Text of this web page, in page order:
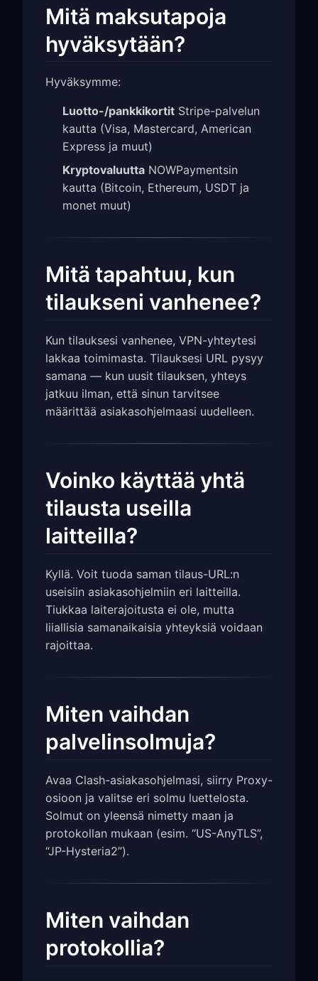
Mitä maksutapoja
hyväksytään?
Hyväksymme:
Luotto-/pankkikortit Stripe-palvelun
kautta (Visa, Mastercard, American
Express ja muut)
Kryptovaluutta NOWPaymentsin
kautta (Bitcoin, Ethereum, USDT ja
monet muut)
Mitä tapahtuu, kun
tilaukseni vanhenee?
Kun tilauksesi vanhenee, VPN-yhteytesi
lakkaa toimimasta. Tilauksesi URL pysyy
samana — kun uusit tilauksen, yhteys
jatkuu ilman, että sinun tarvitsee
määrittää asiakasohjelmaasi uudelleen.
Voinko käyttää yhtä
tilausta useilla
laitteilla?
Kyllä. Voit tuoda saman tilaus-URL:n
useisiin asiakasohjelmiin eri laitteilla.
Tiukkaa laiterajoitusta ei ole, mutta
liiallisia samanaikaisia yhteyksiä voidaan
rajoittaa.
Miten vaihdan
palvelinsolmuja?
Avaa Clash-asiakasohjelmasi, siirry Proxy-
osioon ja valitse eri solmu luettelosta.
Solmut on yleensä nimetty maan ja
protokollan mukaan (esim. “US-AnyTLS”,
“JP-Hysteria2”).
Miten vaihdan
protokollia?